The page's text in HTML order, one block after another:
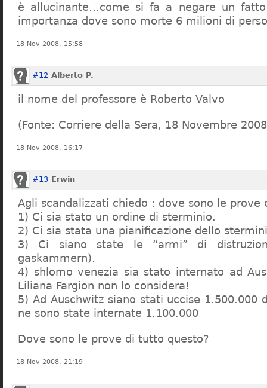
è allucinante…come si fa a negare un
importanza dove sono morte 6 milioni di
18 Nov 2008, 15:58
#12 Alberto P.
il nome del professore è Roberto Valvo
(Fonte: Corriere della Sera, 18 Novembre
18 Nov 2008, 16:17
#13 Erwin
Agli scandalizzati chiedo : dove sono le prove
1) Ci sia stato un ordine di sterminio.
2) Ci sia stata una pianificazione dello
3) Ci siano state le “armi” di
gaskammern).
4) shlomo venezia sia stato internato ad
Liliana Fargion non lo considera!
5) Ad Auschwitz siano stati uccise 1.500.000
ne sono state internate 1.100.000
Dove sono le prove di tutto questo?
18 Nov 2008, 21:19